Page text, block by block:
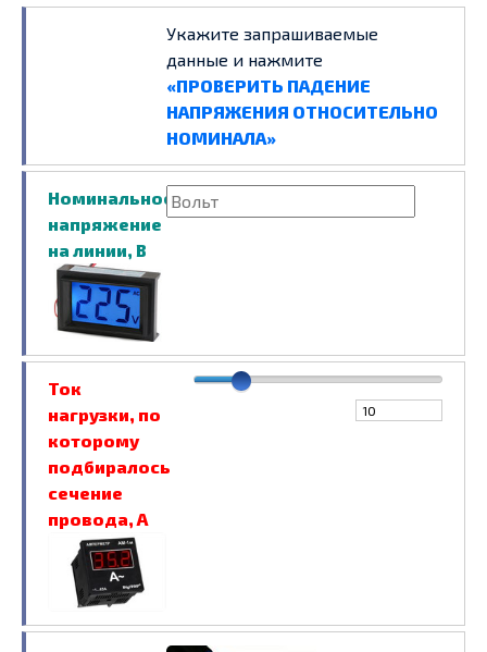
Укажите запрашиваемые
данные и нажмите
«ПРОВЕРИТЬ ПАДЕНИЕ
НАПРЯЖЕНИЯ ОТНОСИТЕЛЬНО
НОМИНАЛА»
Номинальное
напряжение
на линии, В
Ток
нагрузки, по
которому
подбиралось
сечение
провода, А